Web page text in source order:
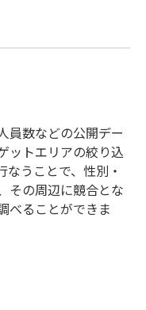
員数などの公開デー
ットエリアの絞り込
うことで、性別・
その周辺に競合とな
べることができま